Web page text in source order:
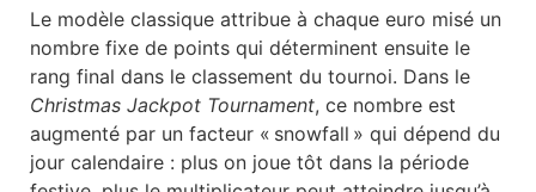
Le modèle classique attribue à chaque euro misé un
nombre fixe de points qui déterminent ensuite le
rang final dans le classement du tournoi. Dans le
Christmas Jackpot Tournament, ce nombre est
augmenté par un facteur « snowfall » qui dépend du
jour calendaire : plus on joue tôt dans la période